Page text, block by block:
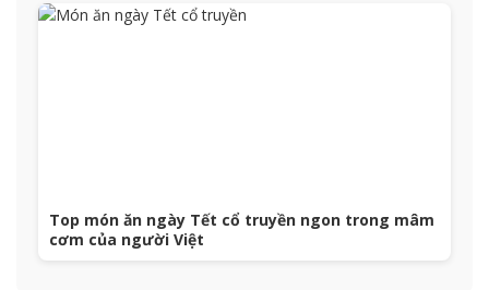
Top món ăn ngày Tết cổ truyền ngon trong mâm
cơm của người Việt